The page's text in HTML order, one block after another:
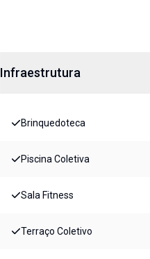
Infraestrutura
Brinquedoteca
Piscina Coletiva
Sala Fitness
Terraço Coletivo